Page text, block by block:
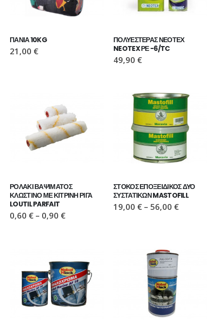
ΠΑΝΙΑ 10KG
21,00 €
ΠΟΛΥΕΣΤΕΡΑΣ ΝΕΟΤΕΧ
NEOTEX ΡΕ -6/TC
49,90 €
ΡΟΛΑΚΙ ΒΑΨΙΜΑΤΟΣ
ΚΛΩΣΤΙΝΟ ΜΕ ΚΙΤΡΙΝΗ ΡΙΓΑ
LOUTIL PARFAIT
0,60 € – 0,90 €
ΣΤΟΚΟΣ ΕΠΟΞΕΙΔΙΚΟΣ ΔΥΟ
ΣΥΣΤΑΤΙΚΩΝ MASTOFILL
19,00 € – 56,00 €